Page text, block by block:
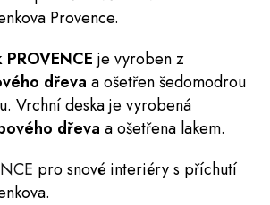
Provence.
PROVENCE je vyroben z
dřeva a ošetřen šedomodrou
Vrchní deska je vyrobená
dřeva a ošetřena lakem.
pro snové interiéry s příchutí